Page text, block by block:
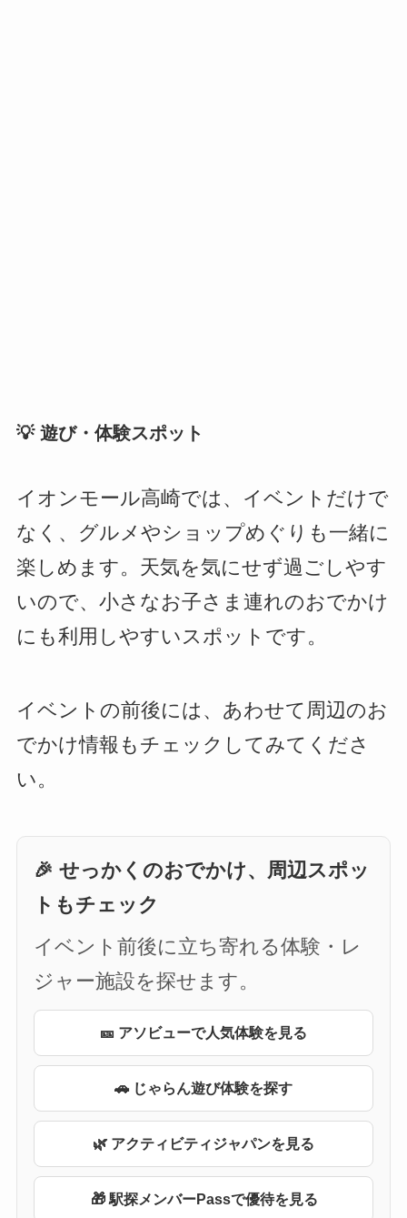
💡 遊び・体験スポット
イオンモール高崎では、イベントだけで
なく、グルメやショップめぐりも一緒に
楽しめます。天気を気にせず過ごしやす
いので、小さなお子さま連れのおでかけ
にも利用しやすいスポットです。
イベントの前後には、あわせて周辺のお
でかけ情報もチェックしてみてくださ
い。
🎉 せっかくのおでかけ、周辺スポッ
トもチェック
イベント前後に立ち寄れる体験・レ
ジャー施設を探せます。
🎫 アソビューで人気体験を見る
🚗 じゃらん遊び体験を探す
🌿 アクティビティジャパンを見る
🎁 駅探メンバーPassで優待を見る